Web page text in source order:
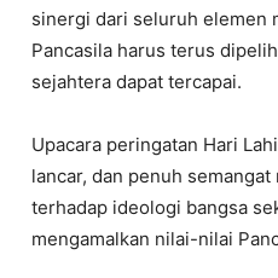
sinergi dari seluruh elemen
Pancasila harus terus
sejahtera dapat tercapai.
Upacara peringatan Hari
lancar, dan penuh
terhadap ideologi bangsa
mengamalkan nilai-nilai